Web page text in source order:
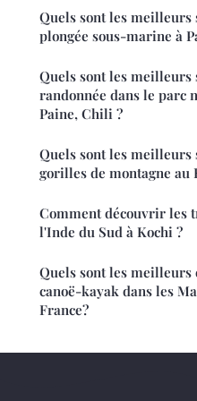
Quels sont les meilleurs
plongée sous-marine à
Quels sont les meilleurs
randonnée dans le parc
Paine, Chili ?
Quels sont les meilleurs
gorilles de montagne au
Comment découvrir les
l'Inde du Sud à Kochi ?
Quels sont les
canoë-kayak dans les
France?